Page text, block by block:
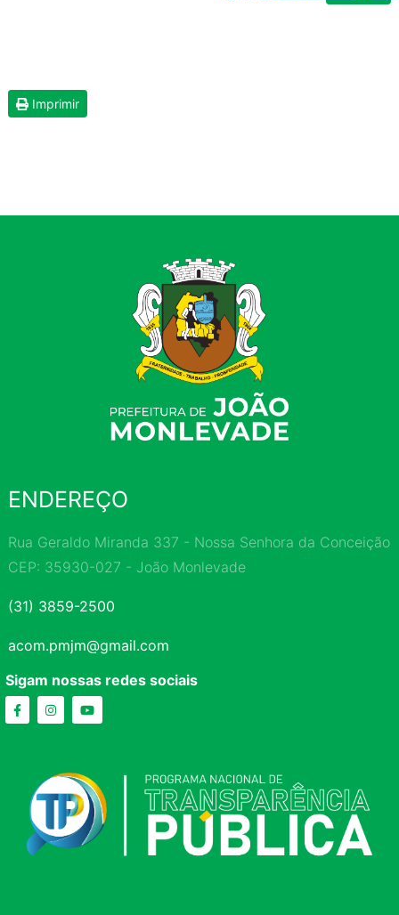
Imprimir
ENDEREÇO
Rua Geraldo Miranda 337 - Nossa Senhora da Conceição
CEP: 35930-027 - João Monlevade
(31) 3859-2500
acom.pmjm@gmail.com
Sigam nossas redes sociais